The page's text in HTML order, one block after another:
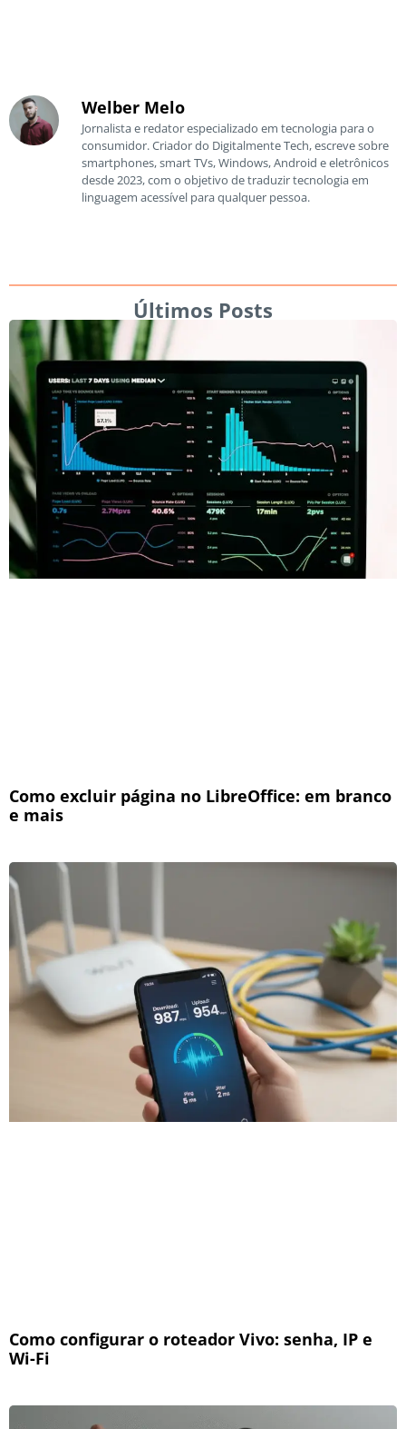
Welber Melo
Jornalista e redator especializado em tecnologia para o
consumidor. Criador do Digitalmente Tech, escreve sobre
smartphones, smart TVs, Windows, Android e eletrônicos
desde 2023, com o objetivo de traduzir tecnologia em
linguagem acessível para qualquer pessoa.
Últimos Posts
Como excluir página no LibreOffice: em branco
e mais
Como configurar o roteador Vivo: senha, IP e
Wi-Fi